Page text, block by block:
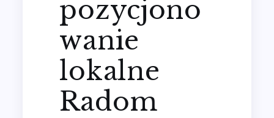
pozycjono
wanie
lokalne
Radom